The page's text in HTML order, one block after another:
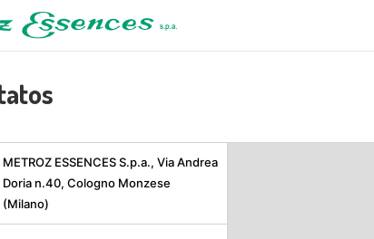
METROZ ESSENCES S.p.a., Via Andrea
Doria n.40, Cologno Monzese
(Milano)